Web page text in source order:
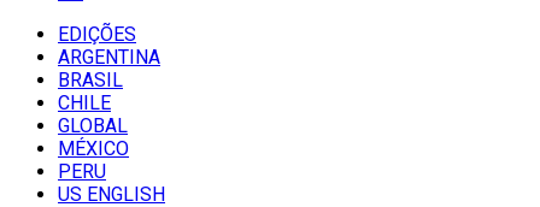
EDIÇÕES
ARGENTINA
BRASIL
CHILE
GLOBAL
MÉXICO
PERU
US ENGLISH